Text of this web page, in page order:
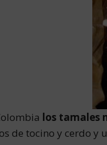
los tamales
de tocino y cerdo y